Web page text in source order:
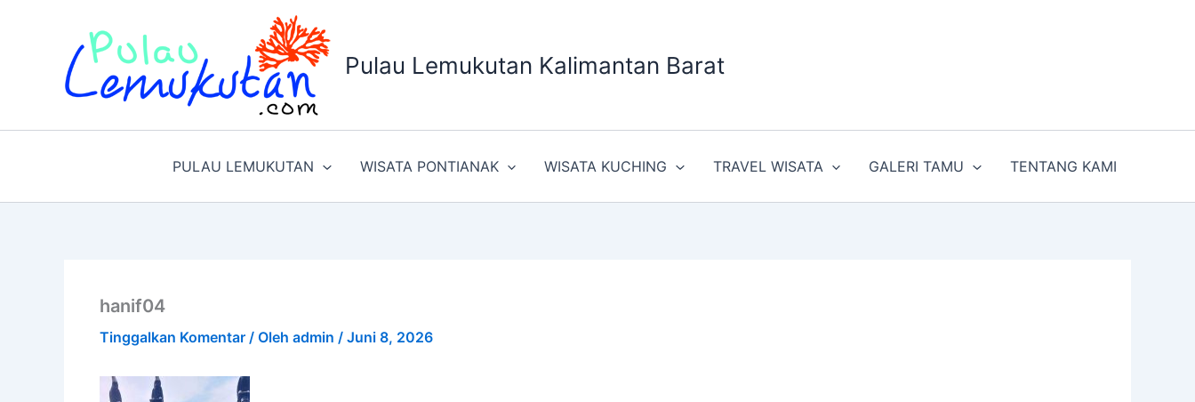
Pulau Lemukutan Kalimantan Barat
PULAU LEMUKUTAN WISATA PONTIANAK WISATA KUCHING TRAVEL WISATA GALERI TAMU TENTANG KAMI
hanif04
Tinggalkan Komentar / Oleh admin / Juni 8, 2026